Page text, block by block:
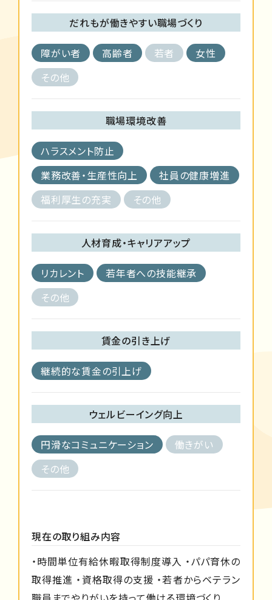
だれもが働きやすい職場づくり
障がい者 高齢者 若者
女性
その他
職場環境改善
ハラスメント防止
業務改善・生産性向上
社員の健康増進
福利厚生の充実
その他
人材育成・キャリアアップ
リカレント
若年者への技能継承
その他
賃金の引き上げ
継続的な賃金の引上げ
ウェルビーイング向上
円滑なコミュニケーション
働きがい
その他
現在の取り組み内容
・時間単位有給休暇取得制度導入 ・パパ育休の
取得推進 ・資格取得の支援 ・若者からベテラン